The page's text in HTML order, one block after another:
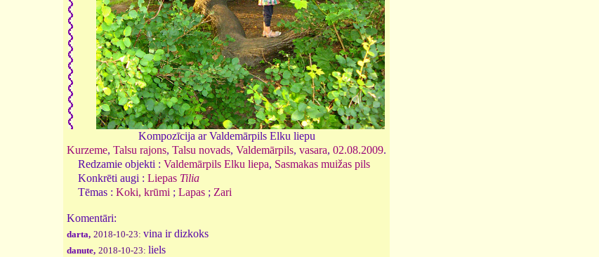
Kompozīcija ar Valdemārpils Elku liepu
Kurzeme, Talsu rajons, Talsu novads, Valdemārpils, vasara, 02.08.2009.
Redzamie objekti : Valdemārpils Elku liepa, Sasmakas muižas pils
Konkrēti augi : Liepas Tilia
Tēmas : Koki, krūmi ; Lapas ; Zari
Komentāri:
darta, 2018-10-23: vina ir dizkoks
danute, 2018-10-23: liels